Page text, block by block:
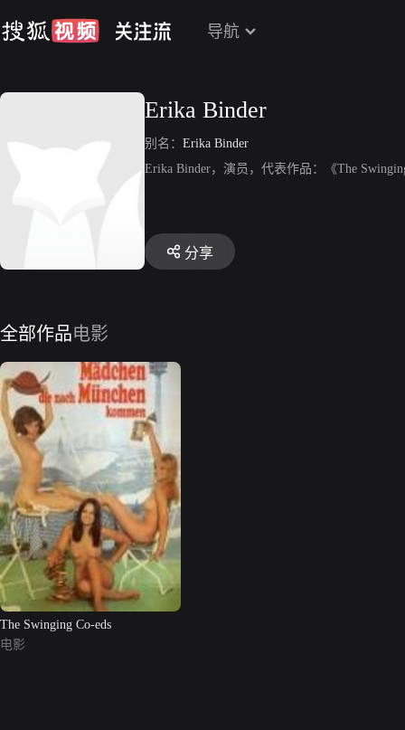
导航
Erika Binder
别名： Erika Binder
Erika Binder，演员，代表作品：《The
分享
全部作品电影
The Swinging Co-eds
电影